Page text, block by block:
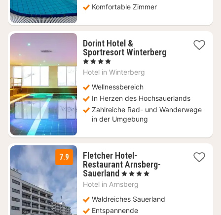
Komfortable Zimmer
Dorint Hotel &
Sportresort Winterberg1
, 4 Sterne
Hotel in Winterberg
Wellnessbereich
In Herzen des Hochsauerlands
Zahlreiche Rad- und Wanderwege
in der Umgebung
7.9
Fletcher Hotel-
Restaurant Arnsberg-
Sauerland 1
Nacht
99
€
, 4 Sterne
Hotel in Arnsberg
Waldreiches Sauerland
Entspannende